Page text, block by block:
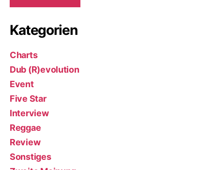
Kategorien
Charts
Dub (R)evolution
Event
Five Star
Interview
Reggae
Review
Sonstiges